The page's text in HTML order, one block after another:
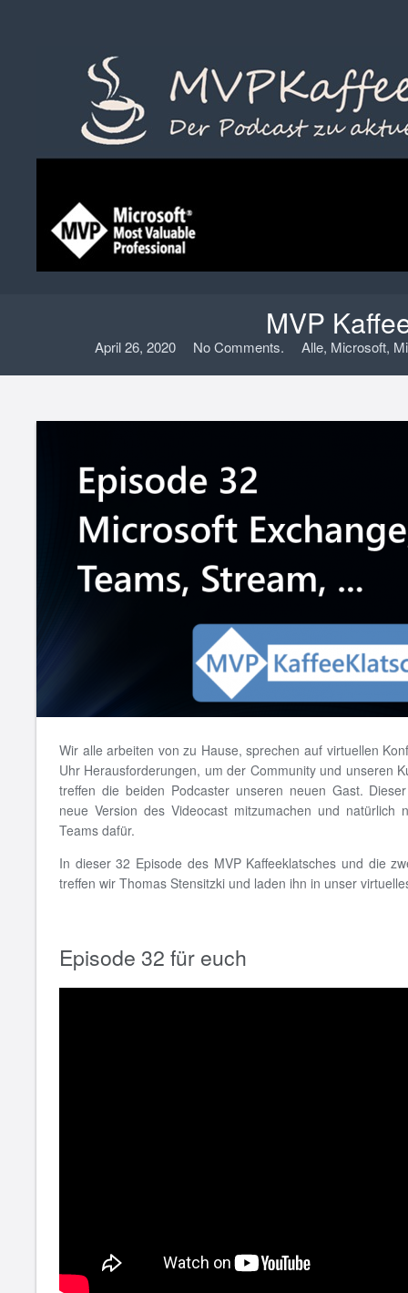
MVP
April 26, 2020 No Comments. Alle, Microsoft,
Wir alle arbeiten von zu Hause, sprechen auf virtuellen
Uhr Herausforderungen, um der Community und unseren
treffen die beiden Podcaster unseren neuen Gast.
neue Version des Videocast mitzumachen und natürlich
Teams dafür.
In dieser 32 Episode des MVP Kaffeeklatsches und die
treffen wir Thomas Stensitzki und laden ihn in unser
Episode 32 für euch